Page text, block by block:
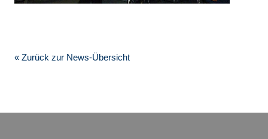
« Zurück zur News-Übersicht